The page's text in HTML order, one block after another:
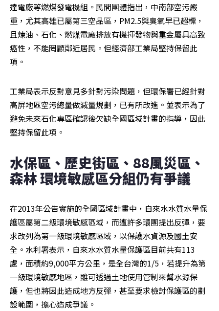
達電廠等燃煤發電機組。民間團體指出，中南部空污嚴
重，尤其高雄已屬第三空品區，PM2.5與臭氧早已超標，
且煉油、石化、燃煤電廠排放有機揮發物與重金屬具高致
癌性，不能罔顧鄰近居民。但經濟部工業局堅持保留此
項。
工業局表示反對意見多針對污染問題，但環保署已經針對
高屏地區空污總量做減量規劃，已有所改進。並表示為了
避免未來石化專區確認後欠缺全國區域計畫的指導，因此
堅持保留此項。
水保區、歷史街區、88風災區、
森林 環境敏感區分組仍有爭議
在2013年公告實施的全國區域計畫中，自來水水質水量保
護區屬第二級環境敏感區域，而遭許多環團提出反彈，要
求改列為第一級環境敏感區域，以保護水資源及國土安
全。水利署表示，自來水水質水量保護區目前共有113
處，面積約9,000平方公里，是全台灣的1/5，若提升為第
一級環境敏感地區，雖可透過土地使用管制來幫水源保
護，但也將因此造成地方反彈，甚至要求檢討保護區的劃
設範圍，擔心造成爭議。